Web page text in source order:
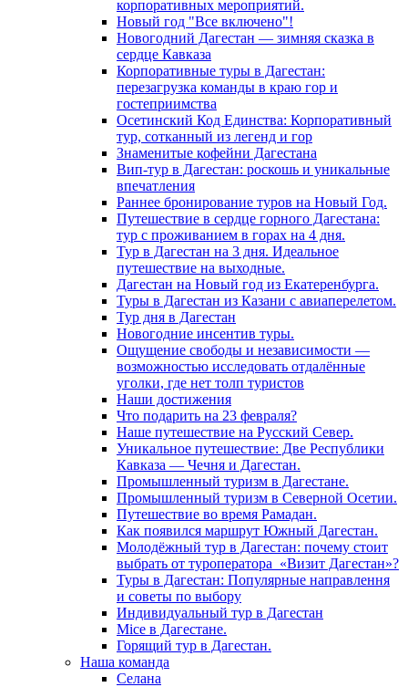
корпоративных мероприятий.
Новый год "Все включено"!
Новогодний Дагестан — зимняя сказка в
сердце Кавказа
Корпоративные туры в Дагестан:
перезагрузка команды в краю гор и
гостеприимства
Осетинский Код Единства: Корпоративный
тур, сотканный из легенд и гор
Знаменитые кофейни Дагестана
Вип-тур в Дагестан: роскошь и уникальные
впечатления
Раннее бронирование туров на Новый Год.
Путешествие в сердце горного Дагестана:
тур с проживанием в горах на 4 дня.
Тур в Дагестан на 3 дня. Идеальное
путешествие на выходные.
Дагестан на Новый год из Екатеренбурга.
Туры в Дагестан из Казани с авиаперелетом.
Тур дня в Дагестан
Новогодние инсентив туры.
Ощущение свободы и независимости —
возможностью исследовать отдалённые
уголки, где нет толп туристов
Наши достижения
Что подарить на 23 февраля?
Наше путешествие на Русский Север.
Уникальное путешествие: Две Республики
Кавказа — Чечня и Дагестан.
Промышленный туризм в Дагестане.
Промышленный туризм в Северной Осетии.
Путешествие во время Рамадан.
Как появился маршрут Южный Дагестан.
Молодёжный тур в Дагестан: почему стоит
выбрать от туроператора «Визит Дагестан»?
Туры в Дагестан: Популярные направлення
и советы по выбору
Индивидуальный тур в Дагестан
Mice в Дагестане.
Горящий тур в Дагестан.
Наша команда
Селана